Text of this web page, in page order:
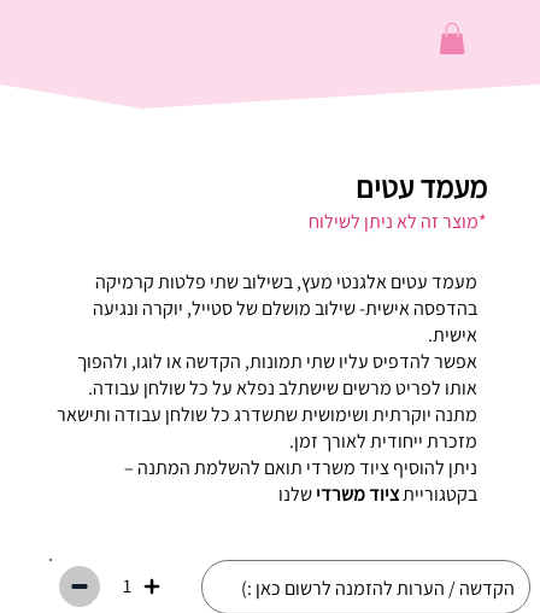
מעמד עטים
*מוצר זה לא ניתן לשילוח
מעמד עטים אלגנטי מעץ, בשילוב שתי פלטות קרמיקה
בהדפסה אישית- שילוב מושלם של סטייל, יוקרה ונגיעה
אישית.
אפשר להדפיס עליו שתי תמונות, הקדשה או לוגו, ולהפוך
אותו לפריט מרשים שישתלב נפלא על כל שולחן עבודה.
מתנה יוקרתית ושימושית שתשדרג כל שולחן עבודה ותישאר
מזכרת ייחודית לאורך זמן.
ניתן להוסיף ציוד משרדי תואם להשלמת המתנה –
בקטגורייתציוד משרדישלנו
1